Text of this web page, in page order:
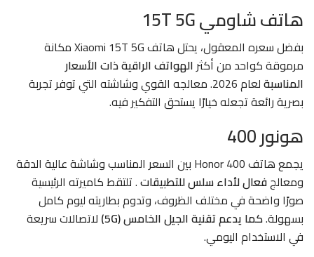
هاتف شاومي 15T 5G
بفضل سعره المعقول، يحتل هاتفXiaomi 15T 5Gمكانة
مرموقة كواحد من أكثرالهواتف الراقية ذات الأسعار
المناسبة
لعام 2026. معالجه القوي وشاشته التي توفر تجربة
بصرية رائعة تجعله خيارًا يستحق التفكير فيه.
هونور 400
يجمع هاتفHonor 400 بين السعر المناسب وشاشة عالية الدقة
ومعالجفعال لأداء سلس للتطبيقات. تلتقط كاميرته الرئيسية
صورًا واضحة في مختلف الظروف، وتدوم بطاريته ليوم كامل
بسهولة.كما يدعم تقنية الجيل الخامس (5G)
لاتصالات سريعة
في الاستخدام اليومي.